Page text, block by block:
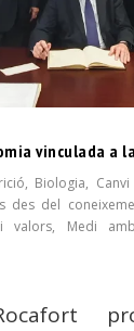
vinculada a
, Biologia,
des del
valors, Medi